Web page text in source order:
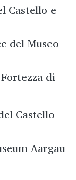
Castello e
del Museo
di
Castello
Aargau